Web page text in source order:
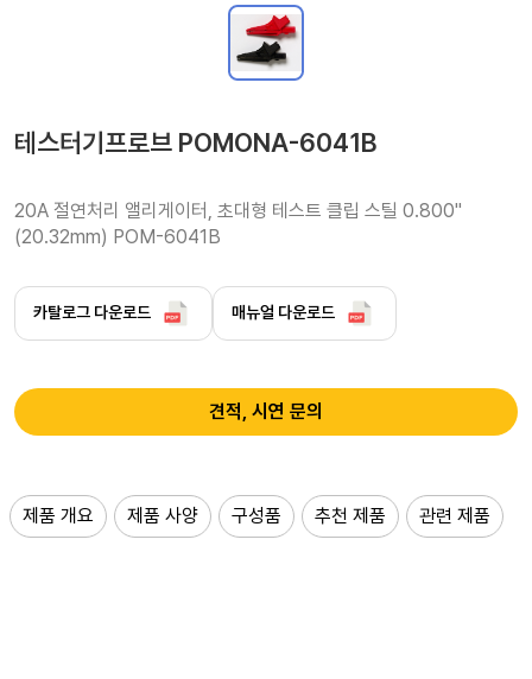
테스터기프로브 POMONA-6041B
20A 절연처리 앨리게이터, 초대형 테스트 클립 스틸 0.800"
(20.32mm) POM-6041B
카탈로그 다운로드 매뉴얼 다운로드
견적, 시연 문의
제품 개요 제품 사양 구성품 추천 제품 관련 제품